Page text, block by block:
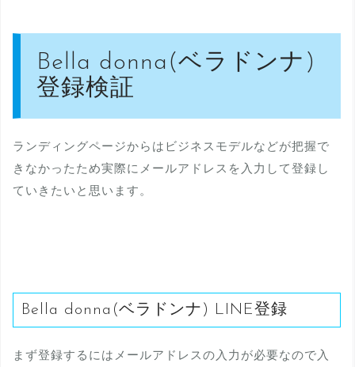
Bella donna(ベラドンナ)
登録検証
ランディングページからはビジネスモデルなどが把握で
きなかったため実際にメールアドレスを入力して登録し
ていきたいと思います。
Bella donna(ベラドンナ) LINE登録
まず登録するにはメールアドレスの入力が必要なので入